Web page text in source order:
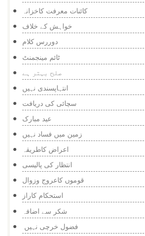
کائنات معرفت کاخزانہ
خواہش کے خلاف
دوررس کلام
ٹائم مینجمنٹ
صلح بہتر ہے
انتہاپسندی نہیں
سچائی کی دریافت
عید مبارک
زمین میں فساد نہیں
اعراض کاطریقہ
انتظار کی پالیسی
قوموں کاعروج وزوال
استحکام کاراز
شکر سے اضافہ
فضول خرچی نہیں